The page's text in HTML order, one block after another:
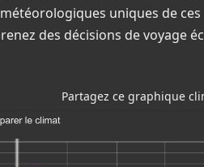
uniques de ces
des décisions de voyage
Partagez ce graphique